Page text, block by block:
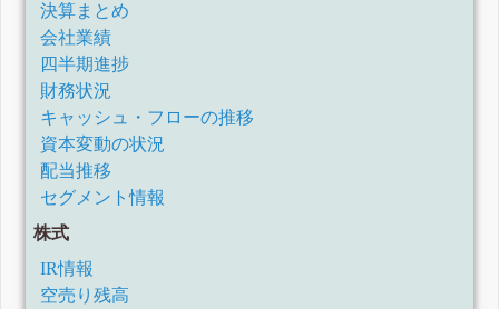
決算まとめ
会社業績
四半期進捗
財務状況
キャッシュ・フローの推移
資本変動の状況
配当推移
セグメント情報
株式
IR情報
空売り残高